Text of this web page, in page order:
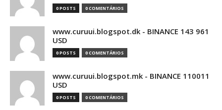
0 POSTS 0 COMENTÁRIOS
www.curuui.blogspot.dk - BINANCE 143 961
USD
0 POSTS 0 COMENTÁRIOS
www.curuui.blogspot.mk - BINANCE 110011
USD
0 POSTS 0 COMENTÁRIOS